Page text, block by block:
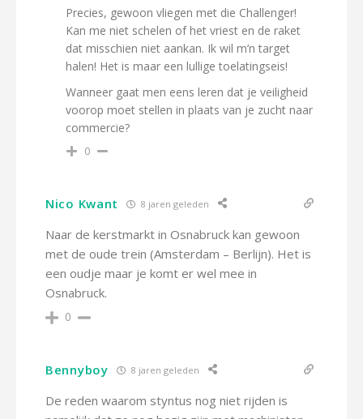
Precies, gewoon vliegen met die Challenger!
Kan me niet schelen of het vriest en de raket
dat misschien niet aankan. Ik wil m’n target
halen! Het is maar een lullige toelatingseis!
Wanneer gaat men eens leren dat je veiligheid
voorop moet stellen in plaats van je zucht naar
commercie?
0
Nico Kwant 8 jaren geleden
Naar de kerstmarkt in Osnabruck kan gewoon
met de oude trein (Amsterdam – Berlijn). Het is
een oudje maar je komt er wel mee in
Osnabruck.
0
Bennyboy 8 jaren geleden
De reden waarom styntus nog niet rijden is